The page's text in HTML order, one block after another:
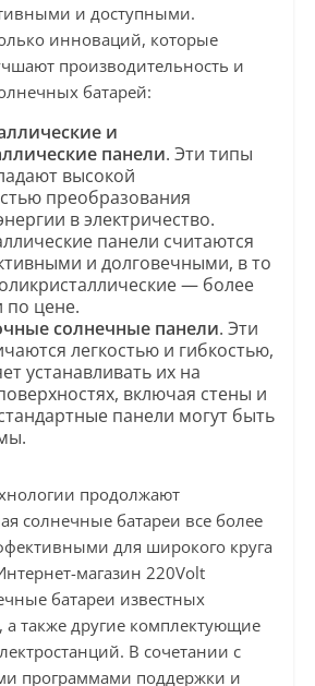
и доступными.
инноваций, которые
производительность и
батарей:
и
панели. Эти типы
высокой
преобразования
в электричество.
панели считаются
и долговечными, в то
— более
по цене.
солнечные панели. Эти
легкостью и гибкостью,
устанавливать их на
включая стены и
панели могут быть
продолжают
солнечные батареи все более
для широкого круга
магазин 220Volt
батареи известных
а также другие комплектующие
В сочетании с
программами поддержки и